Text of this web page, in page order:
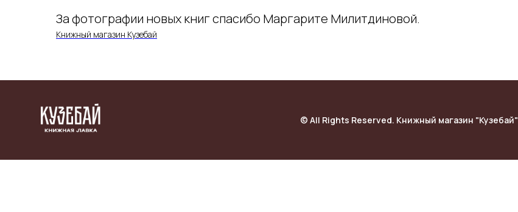
За фотографии новых книг спасибо Маргарите Милитдиновой.
Книжный магазин Кузебай
© All Rights Reserved. Книжный магазин "Кузебай"